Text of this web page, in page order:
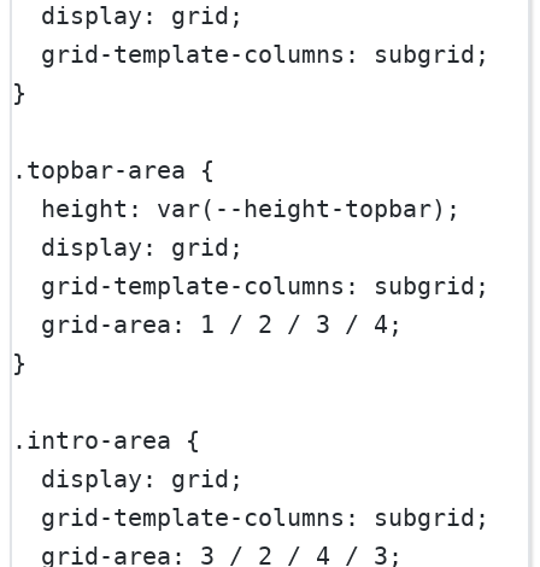
display : grid ;
grid-template-columns : subgrid ;
}
.topbar-area {
height : var( --height-topbar);
display : grid ;
grid-template-columns : subgrid ;
grid-area : 1 / 2 / 3 / 4 ;
}
.intro-area {
display : grid ;
grid-template-columns : subgrid ;
grid-area : 3 / 2 / 4 / 3 ;